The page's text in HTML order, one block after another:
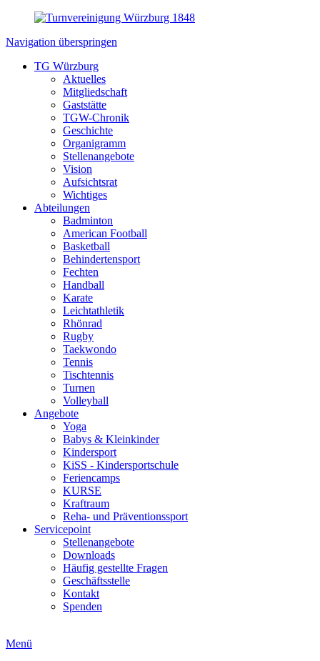
Navigation überspringen
TG Würzburg
Aktuelles
Mitgliedschaft
Gaststätte
TGW-Chronik
Geschichte
Organigramm
Stellenangebote
Vision
Aufsichtsrat
Wichtiges
Abteilungen
Badminton
American Football
Basketball
Behindertensport
Fechten
Handball
Karate
Leichtathletik
Rhönrad
Rugby
Taekwondo
Tennis
Tischtennis
Turnen
Volleyball
Angebote
Yoga
Babys & Kleinkinder
Kindersport
KiSS - Kindersportschule
Feriencamps
KURSE
Kraftraum
Reha- und Präventionssport
Servicepoint
Stellenangebote
Downloads
Häufig gestellte Fragen
Geschäftsstelle
Kontakt
Spenden
Menü